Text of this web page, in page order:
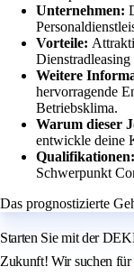
Unternehmen:
Vorteile:
Weitere
hervorragende
Betriebsklima.
Warum dieser
entwickle deine
Qualifikationen:
Schwerpunkt
Das prognostizierte
Starten Sie mit der
Zukunft! Wir suchen für